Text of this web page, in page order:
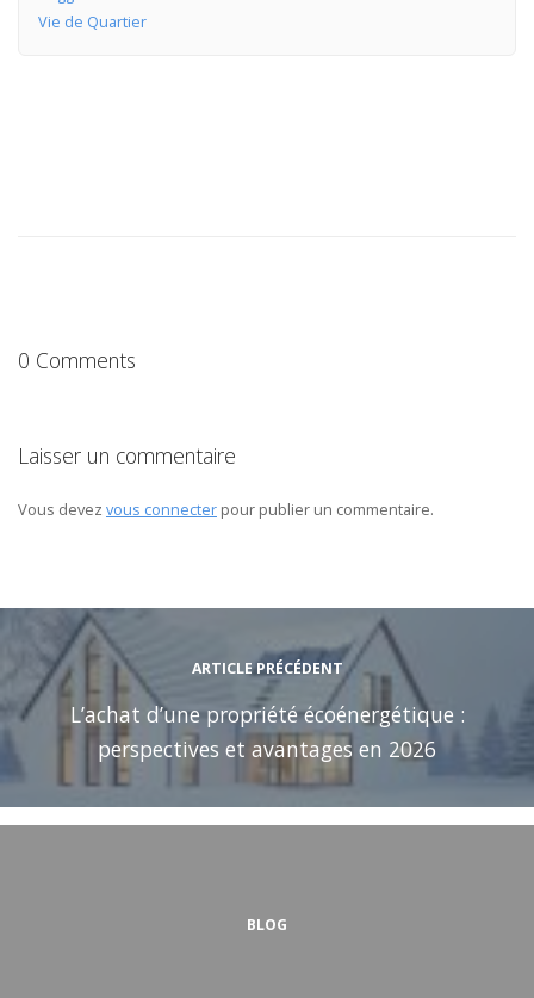
Vie de Quartier
0 Comments
Laisser un commentaire
Vous devez vous connecter pour publier un commentaire.
ARTICLE PRÉCÉDENT
L’achat d’une propriété écoénergétique :
perspectives et avantages en 2026
BLOG